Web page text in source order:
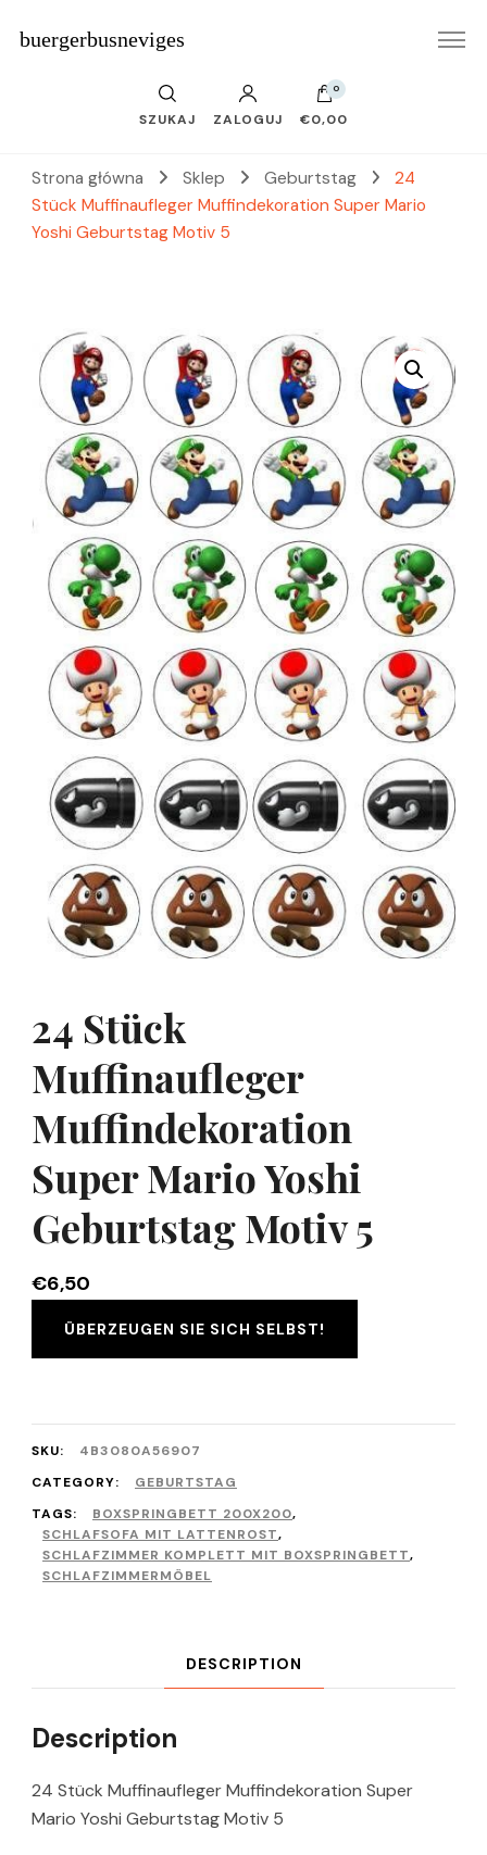
buergerbusneviges
SZUKAJ ZALOGUJ
0
€0,00
Strona główna Sklep Geburtstag
24
Stück Muffinaufleger Muffindekoration Super Mario
Yoshi Geburtstag Motiv 5
24 Stück
Muffinaufleger
Muffindekoration
Super Mario Yoshi
Geburtstag Motiv 5
€6,50
ÜBERZEUGEN SIE SICH SELBST!
SKU:
4B3080A56907
CATEGORY:
GEBURTSTAG
TAGS:
BOXSPRINGBETT 200X200,
SCHLAFSOFA MIT LATTENROST,
SCHLAFZIMMER KOMPLETT MIT BOXSPRINGBETT,
SCHLAFZIMMERMÖBEL
DESCRIPTION
Description
24 Stück Muffinaufleger Muffindekoration Super
Mario Yoshi Geburtstag Motiv 5